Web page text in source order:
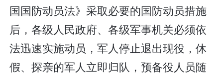
国国防动员法》采取必要的国防动员措施
后，各级人民政府、各级军事机关必须依
法迅速实施动员，军人停止退出现役，休
假、探亲的军人立即归队，预备役人员随